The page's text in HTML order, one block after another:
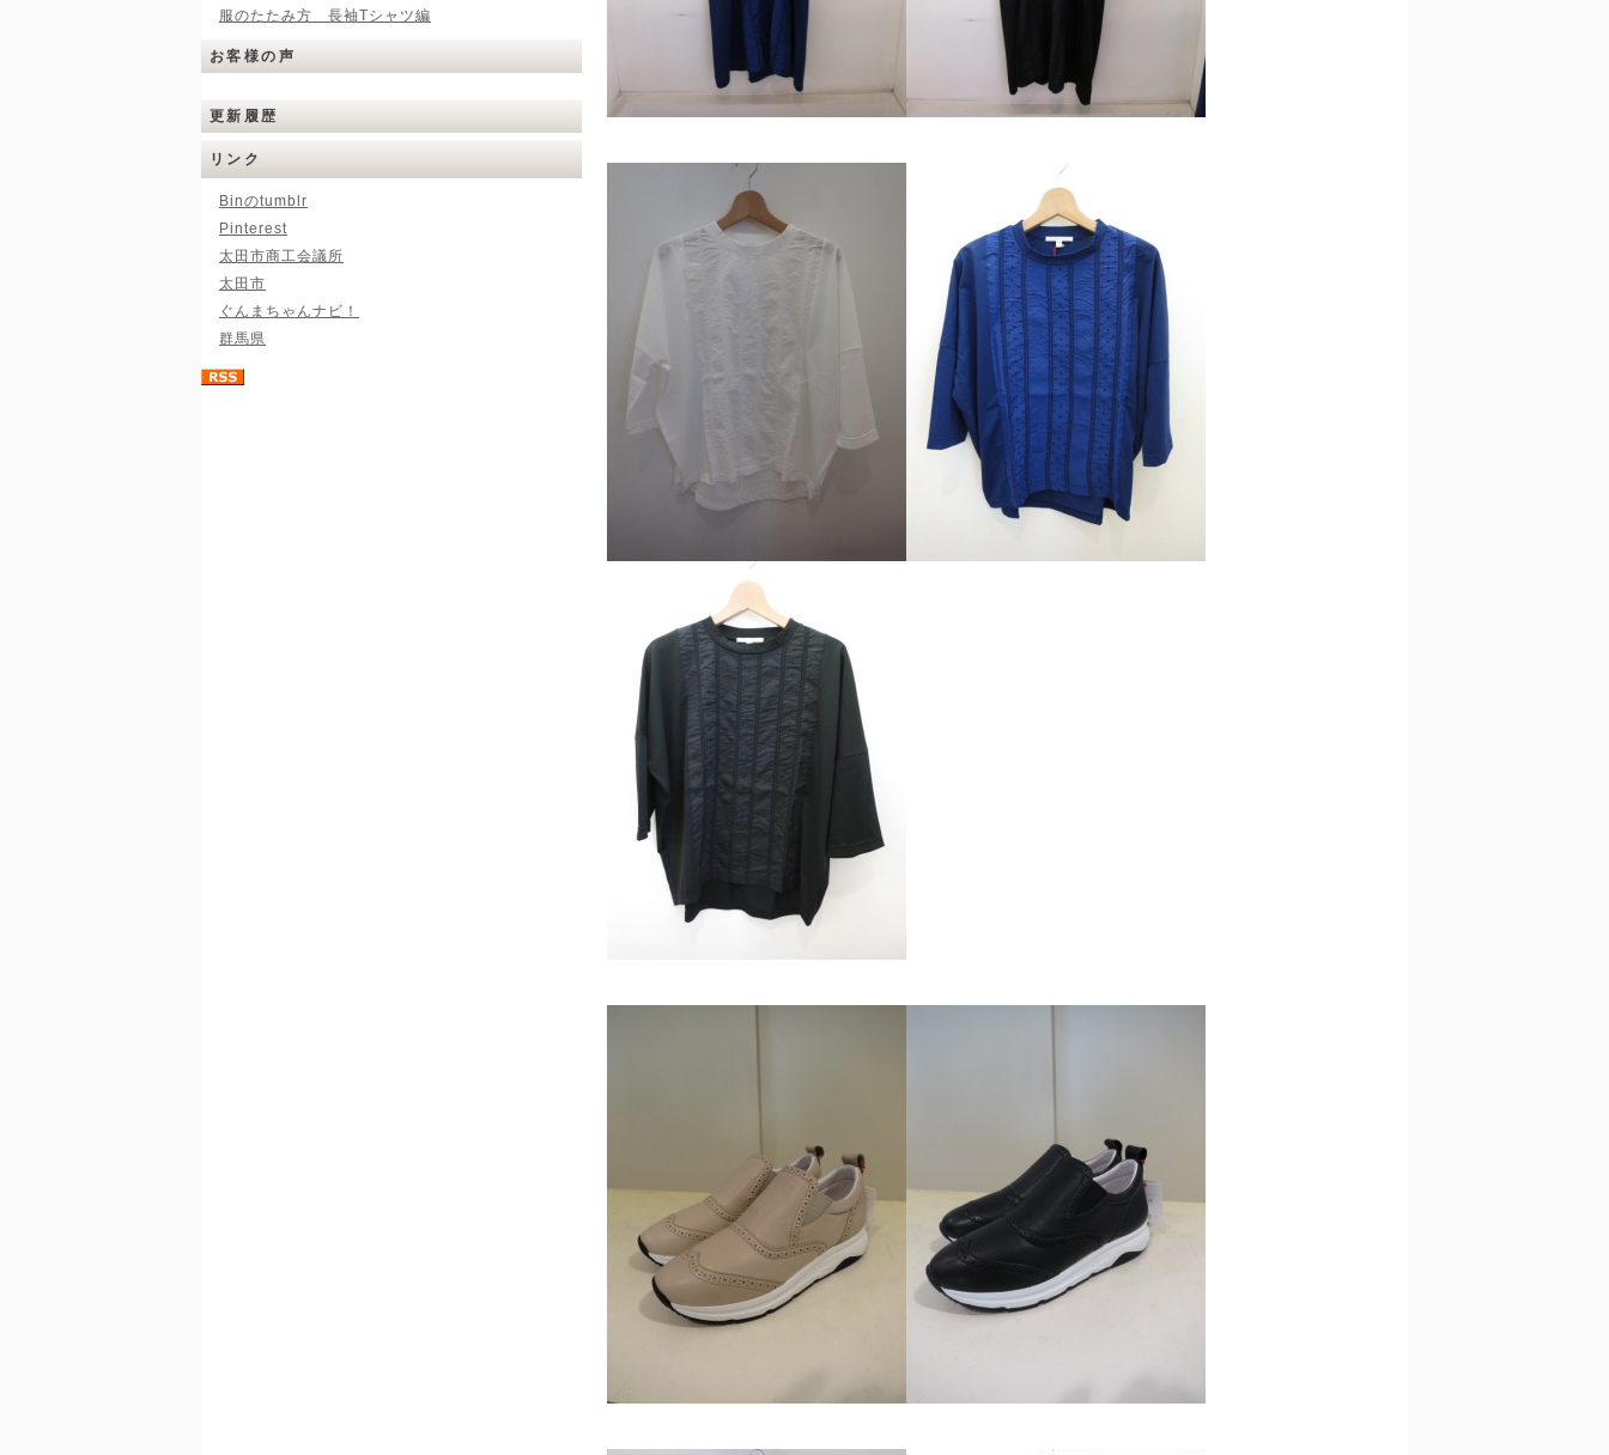
服のたたみ方 長袖Tシャツ編
お客様の声
更新履歴
リンク
Binのtumblr
Pinterest
太田市商工会議所
太田市
ぐんまちゃんナビ！
群馬県